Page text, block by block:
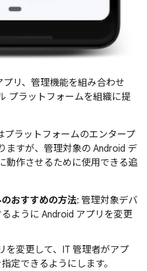
リ、管理機能を組み合わせ
プラットフォームを組織に提
プラットフォームのエンタープ
ますが、管理対象の Android デ
動作させるために使用できる追
おすすめの方法: 管理対象デバ
ように Android アプリを変更
を変更して、IT 管理者がアプ
定できるようにします。